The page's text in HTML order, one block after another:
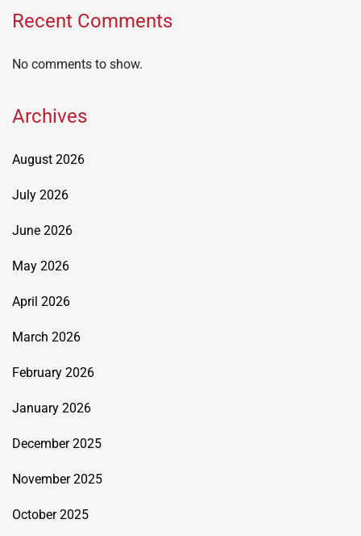
Recent Comments
No comments to show.
Archives
August 2026
July 2026
June 2026
May 2026
April 2026
March 2026
February 2026
January 2026
December 2025
November 2025
October 2025